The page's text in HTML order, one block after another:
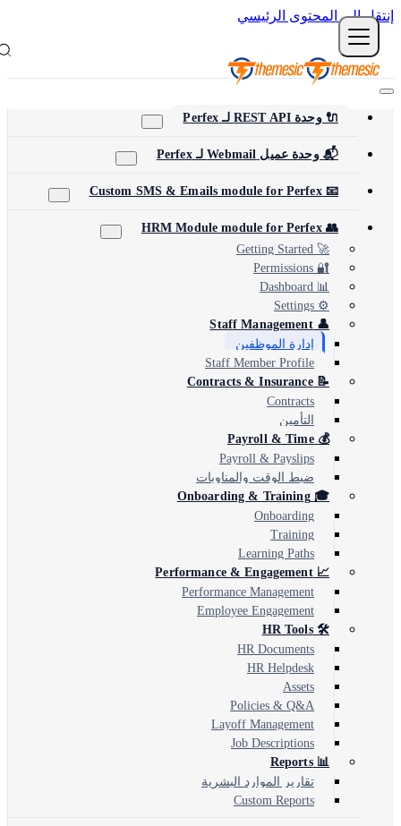
إلى المحتوى الرئيسي
🔌 وحدة REST API لـ Perfex
📬 وحدة عميل Webmail لـ Perfex
📧 Custom SMS & Emails module for Perfex
👥 HRM Module module for Perfex
🚀 Getting Started
🔐 Permissions
📊 Dashboard
⚙️ Settings
👤 Staff Management
إدارة الموظفين
Staff Member Profile
📝 Contracts & Insurance
Contracts
التأمين
💰 Payroll & Time
Payroll & Payslips
ضبط الوقت والمناوبات
🎓 Onboarding & Training
Onboarding
Training
Learning Paths
📈 Performance & Engagement
Performance Management
Employee Engagement
🛠️ HR Tools
HR Documents
HR Helpdesk
Assets
Policies & Q&A
Layoff Management
Job Descriptions
📊 Reports
تقارير الموارد البشرية
Custom Reports